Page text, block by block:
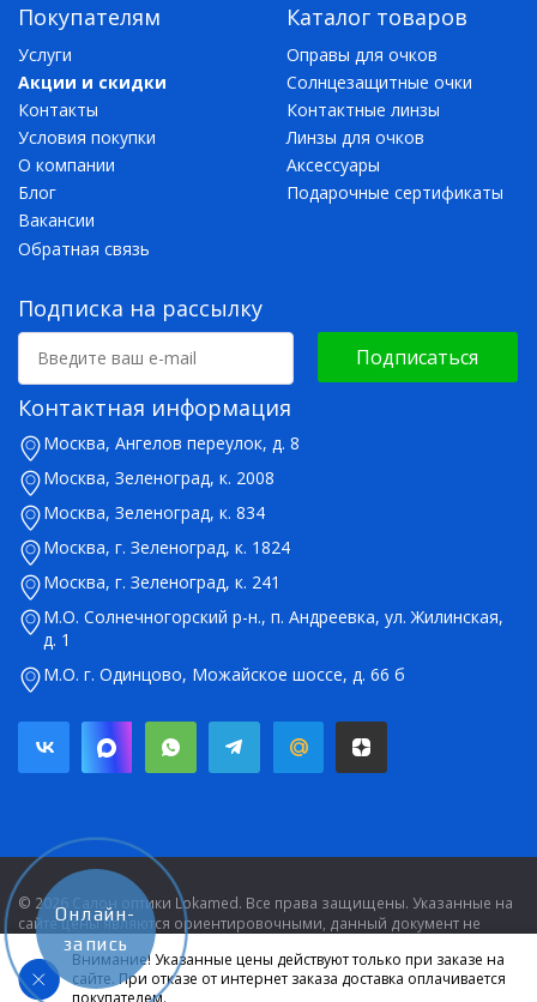
Внимание! Указанные цены действуют только при заказе на
сайте. При отказе от интернет заказа доставка оплачивается
покупателем.
Покупателям
Услуги
Акции и скидки
Контакты
Условия покупки
О компании
Блог
Вакансии
Обратная связь
Каталог товаров
Оправы для очков
Солнцезащитные очки
Контактные линзы
Линзы для очков
Аксессуары
Подарочные сертификаты
Подписка на рассылку
Подписаться
Контактная информация
Москва, Ангелов переулок, д. 8
Москва, Зеленоград, к. 2008
Москва, Зеленоград, к. 834
Москва, г. Зеленоград, к. 1824
Москва, г. Зеленоград, к. 241
М.О. Солнечногорский р-н., п. Андреевка, ул. Жилинская,
д. 1
М.О. г. Одинцово, Можайское шоссе, д. 66 б
© 2026 Салон оптики Lokamed. Все права защищены. Указанные на
сайте цены являются ориентировочными, данный документ не
является публичной офертой в соответствии со статьей 437.
Карта сайта| |Политика конфиденциальности
Онлайн-
запись